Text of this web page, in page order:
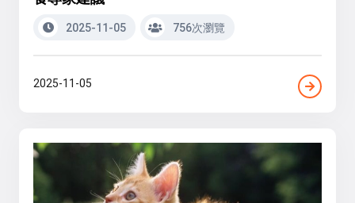
2025-11-05 756次瀏覽
2025-11-05